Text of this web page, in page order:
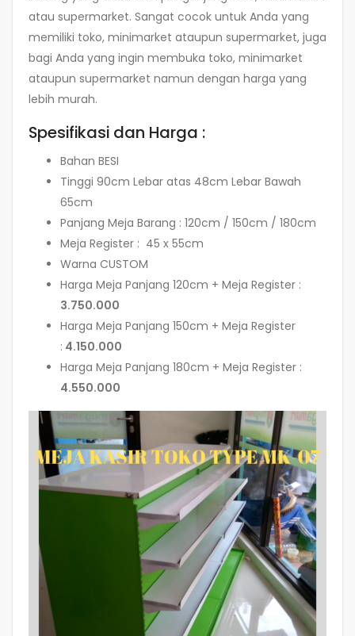
atau supermarket. Sangat cocok untuk Anda yang
memiliki toko, minimarket ataupun supermarket, juga
bagi Anda yang ingin membuka toko, minimarket
ataupun supermarket namun dengan harga yang
lebih murah.
Spesifikasi dan Harga :
Bahan BESI
Tinggi 90cm Lebar atas 48cm Lebar Bawah
65cm
Panjang Meja Barang : 120cm / 150cm / 180cm
Meja Register : 45 x 55cm
Warna CUSTOM
Harga Meja Panjang 120cm + Meja Register :
3.750.000
Harga Meja Panjang 150cm + Meja Register
: 4.150.000
Harga Meja Panjang 180cm + Meja Register :
4.550.000